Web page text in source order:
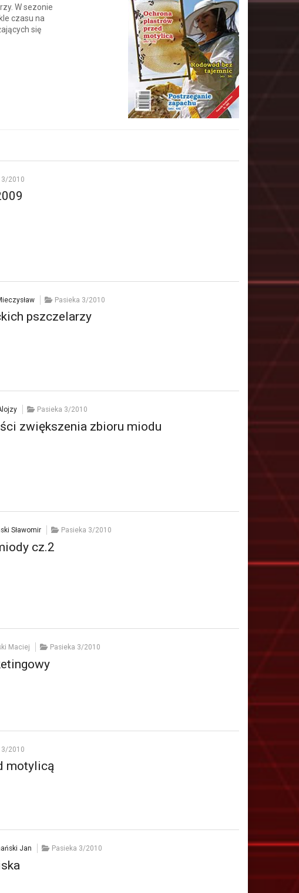
W sezonie
czasu na
się
3/2010
Pasieka 3/2010
pszczelarzy
Pasieka 3/2010
zwiększenia zbioru miodu
Sławomir Pasieka 3/2010
cz.2
Maciej Pasieka 3/2010
3/2010
motylicą
Jan Pasieka 3/2010